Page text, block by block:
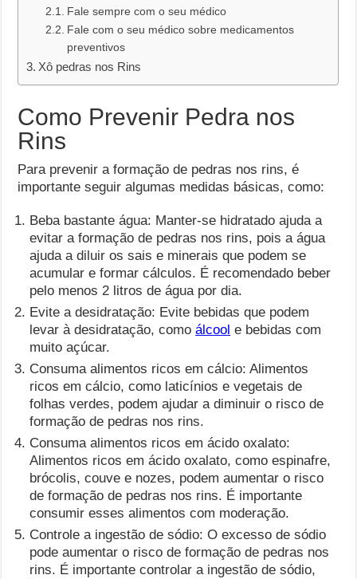
Fale sempre com o seu médico
Fale com o seu médico sobre medicamentos
preventivos
Xô pedras nos Rins
Como Prevenir Pedra nos
Rins
Para prevenir a formação de pedras nos rins, é
importante seguir algumas medidas básicas, como:
Beba bastante água: Manter-se hidratado ajuda a
evitar a formação de pedras nos rins, pois a água
ajuda a diluir os sais e minerais que podem se
acumular e formar cálculos. É recomendado beber
pelo menos 2 litros de água por dia.
Evite a desidratação: Evite bebidas que podem
levar à desidratação, comoálcool e bebidas com
muito açúcar.
Consuma alimentos ricos em cálcio: Alimentos
ricos em cálcio, como laticínios e vegetais de
folhas verdes, podem ajudar a diminuir o risco de
formação de pedras nos rins.
Consuma alimentos ricos em ácido oxalato:
Alimentos ricos em ácido oxalato, como espinafre,
brócolis, couve e nozes, podem aumentar o risco
de formação de pedras nos rins. É importante
consumir esses alimentos com moderação.
Controle a ingestão de sódio: O excesso de sódio
pode aumentar o risco de formação de pedras nos
rins. É importante controlar a ingestão de sódio,